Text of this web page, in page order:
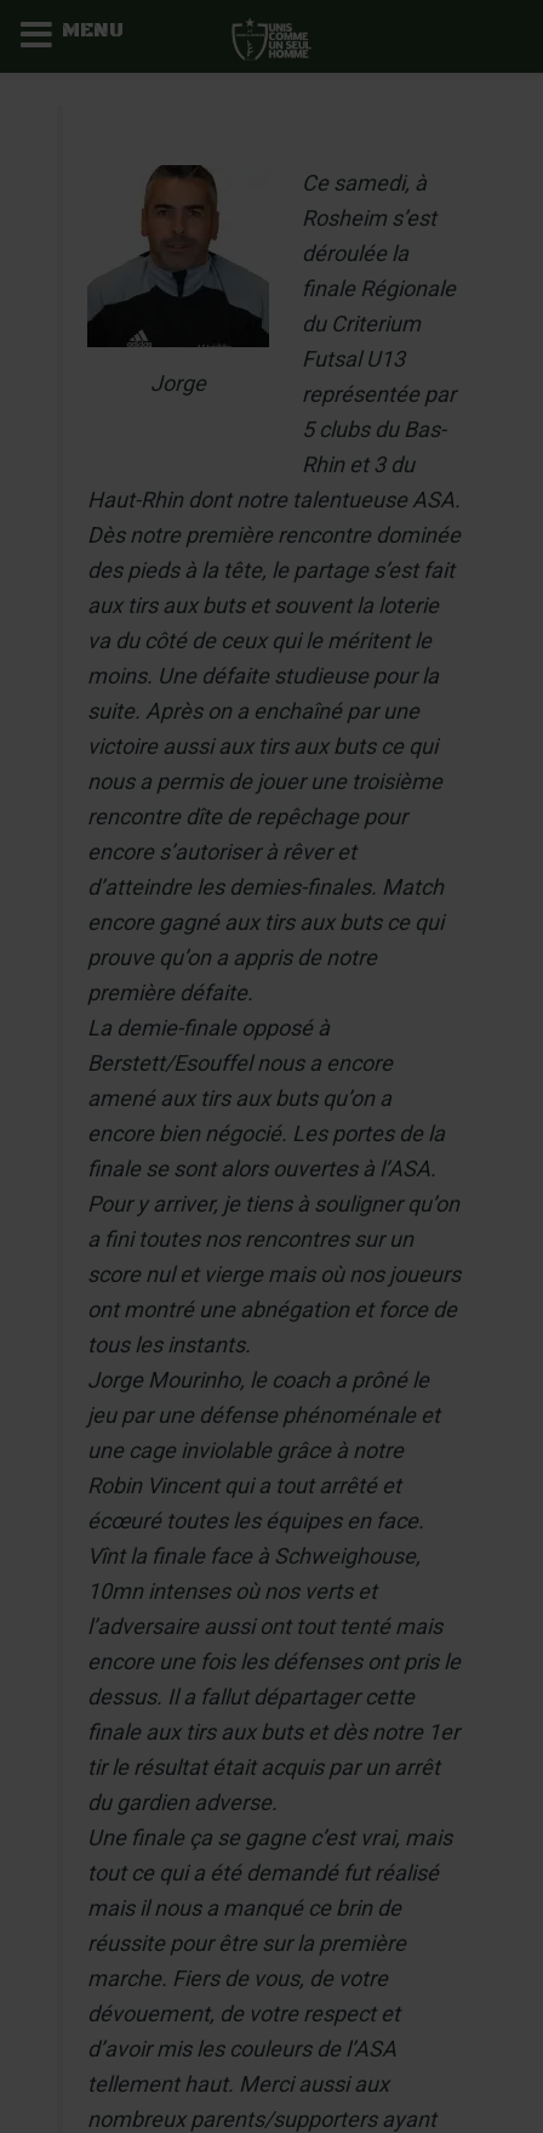
Jorge
Ce samedi, à
Rosheim s’est
déroulée la
finale Régionale
du Criterium
Futsal U13
représentée par
5 clubs du Bas-
Rhin et 3 du
Haut-Rhin dont notre talentueuse ASA.
Dès notre première rencontre dominée
des pieds à la tête, le partage s’est fait
aux tirs aux buts et souvent la loterie
va du côté de ceux qui le méritent le
moins. Une défaite studieuse pour la
suite. Après on a enchaîné par une
victoire aussi aux tirs aux buts ce qui
nous a permis de jouer une troisième
rencontre dîte de repêchage pour
encore s’autoriser à rêver et
d’atteindre les demies-finales. Match
encore gagné aux tirs aux buts ce qui
prouve qu’on a appris de notre
première défaite.
La demie-finale opposé à
Berstett/Esouffel nous a encore
amené aux tirs aux buts qu’on a
encore bien négocié. Les portes de la
finale se sont alors ouvertes à l’ASA.
Pour y arriver, je tiens à souligner qu’on
a fini toutes nos rencontres sur un
score nul et vierge mais où nos joueurs
ont montré une abnégation et force de
tous les instants.
Jorge Mourinho, le coach a prôné le
jeu par une défense phénoménale et
une cage inviolable grâce à notre
Robin Vincent qui a tout arrêté et
écœuré toutes les équipes en face.
Vînt la finale face à Schweighouse,
10mn intenses où nos verts et
l’adversaire aussi ont tout tenté mais
encore une fois les défenses ont pris le
dessus. Il a fallut départager cette
finale aux tirs aux buts et dès notre 1er
tir le résultat était acquis par un arrêt
du gardien adverse.
Une finale ça se gagne c’est vrai, mais
tout ce qui a été demandé fut réalisé
mais il nous a manqué ce brin de
réussite pour être sur la première
marche. Fiers de vous, de votre
dévouement, de votre respect et
d’avoir mis les couleurs de l’ASA
tellement haut. Merci aussi aux
nombreux parents/supporters ayant
MENU